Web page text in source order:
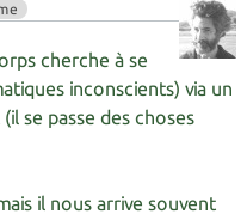
cherche à se
inconscients) via un
se passe des choses
il nous arrive souvent